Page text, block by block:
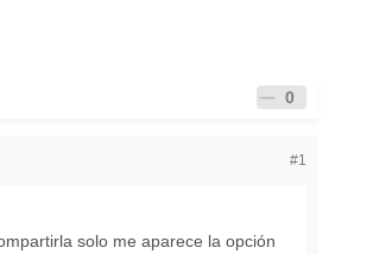
0
#1
solo me aparece la opción